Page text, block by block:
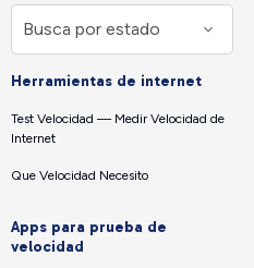
Herramientas de internet
Test Velocidad — Medir Velocidad de
Internet
Que Velocidad Necesito
Apps para prueba de
velocidad